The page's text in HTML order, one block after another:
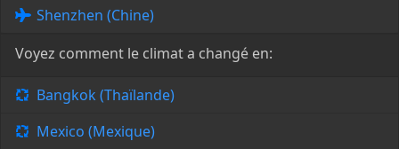
Shenzhen (Chine)
Voyez comment le climat a changé en:
Bangkok (Thaïlande)
Mexico (Mexique)